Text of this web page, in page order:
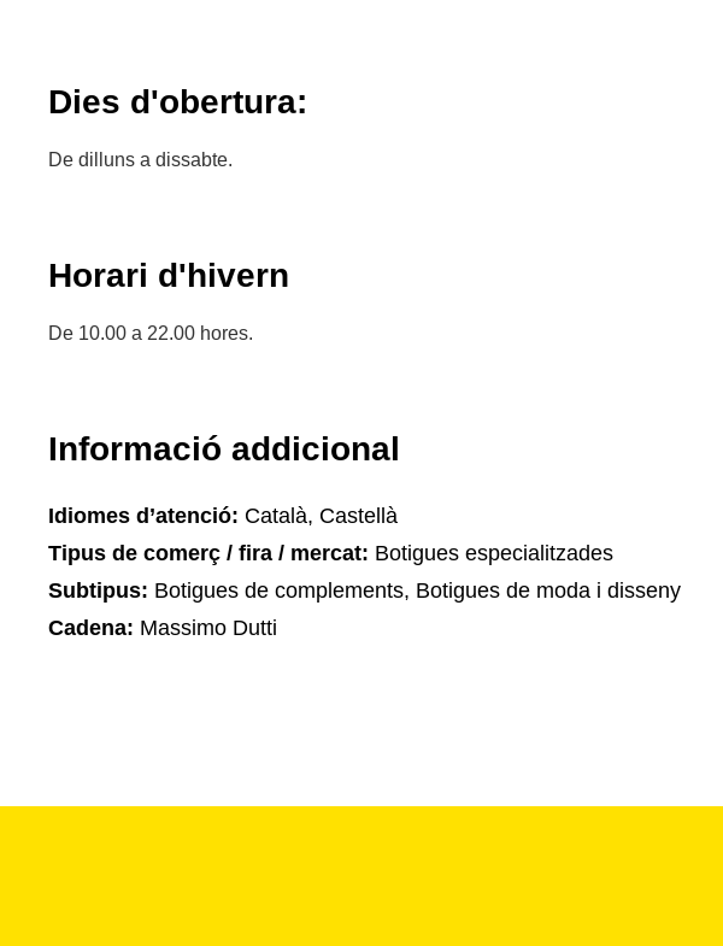
Dies d'obertura:
De dilluns a dissabte.
Horari d'hivern
De 10.00 a 22.00 hores.
Informació addicional
Idiomes d’atenció: Català, Castellà
Tipus de comerç / fira / mercat: Botigues especialitzades
Subtipus: Botigues de complements, Botigues de moda i disseny
Cadena: Massimo Dutti